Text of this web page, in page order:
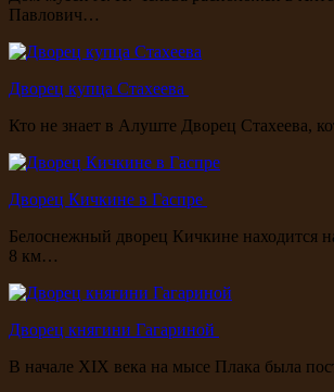
Павлович…
Дворец купца Стахеева
Кто не знает в Алуште Дворец Стахеева,
Дворец Кичкине в Гаспре
Белоснежный дворец Кичкине находится
8 км…
Дворец княгини Гагариной
В начале XIX века на мысе Плака была